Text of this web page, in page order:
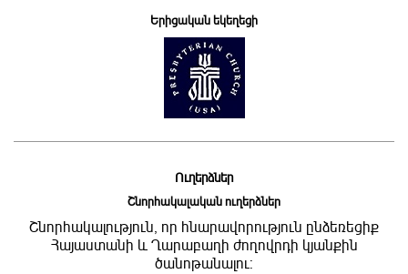
Երիցական եկեղեցի
Ուղերձներ
Շնորհակալական ուղերձներ
Շնորհակալություն, որ հնարավորություն ընձեռեցիք
Հայաստանի և Ղարաբաղի ժողովրդի կյանքին
ծանոթանալու: